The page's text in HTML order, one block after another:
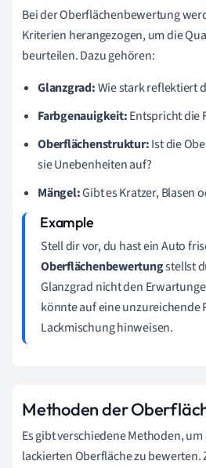
Bei der Oberflächenbewertung
Kriterien herangezogen, um die
beurteilen. Dazu gehören:
Glanzgrad:Wie stark reflektiert
Farbgenauigkeit:Entspricht die
Oberflächenstruktur:Ist die
sie Unebenheiten auf?
Mängel:Gibt es Kratzer, Blasen
Stell dir vor, du hast ein Auto
Oberflächenbewertungstellst
Glanzgrad nicht den
könnte auf eine unzureichende
Lackmischung hinweisen.
Methoden der
Es gibt verschiedene Methoden,
lackierten Oberfläche zu bewerten.